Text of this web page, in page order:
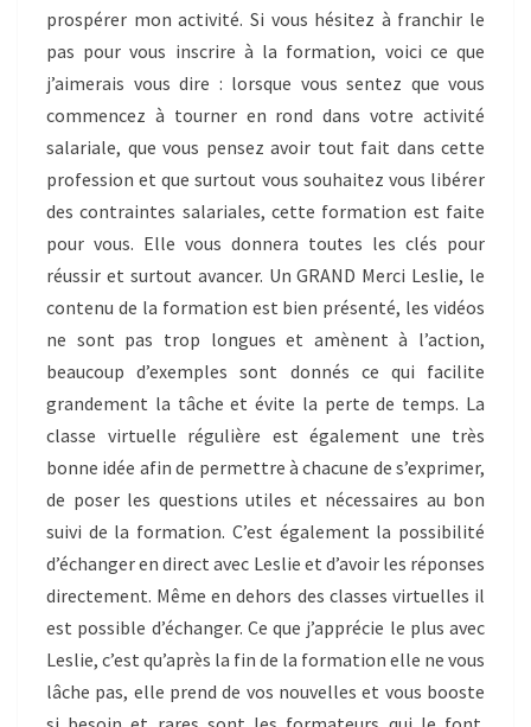
prospérer mon activité. Si vous hésitez à franchir le
pas pour vous inscrire à la formation, voici ce que
j’aimerais vous dire : lorsque vous sentez que vous
commencez à tourner en rond dans votre activité
salariale, que vous pensez avoir tout fait dans cette
profession et que surtout vous souhaitez vous libérer
des contraintes salariales, cette formation est faite
pour vous. Elle vous donnera toutes les clés pour
réussir et surtout avancer. Un GRAND Merci Leslie, le
contenu de la formation est bien présenté, les vidéos
ne sont pas trop longues et amènent à l’action,
beaucoup d’exemples sont donnés ce qui facilite
grandement la tâche et évite la perte de temps. La
classe virtuelle régulière est également une très
bonne idée afin de permettre à chacune de s’exprimer,
de poser les questions utiles et nécessaires au bon
suivi de la formation. C’est également la possibilité
d’échanger en direct avec Leslie et d’avoir les réponses
directement. Même en dehors des classes virtuelles il
est possible d’échanger. Ce que j’apprécie le plus avec
Leslie, c’est qu’après la fin de la formation elle ne vous
lâche pas, elle prend de vos nouvelles et vous booste